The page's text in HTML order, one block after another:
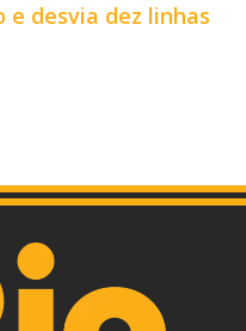
e desvia dez linhas